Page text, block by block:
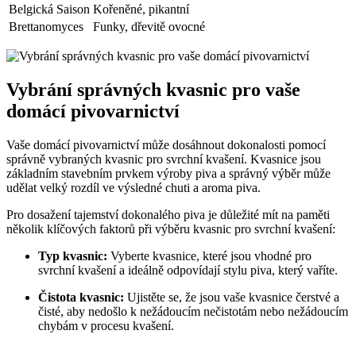
Belgická Saison Kořeněné, pikantní
Brettanomyces
Funky, dřevitě ovocné
Vybrání správných kvasnic pro vaše
domácí pivovarnictví
Vaše⁤ domácí pivovarnictví může dosáhnout ⁤dokonalosti ⁤pomocí
správně vybraných kvasnic ​pro svrchní kvašení. Kvasnice jsou
základním stavebním prvkem⁢ výroby piva a⁣ správný výběr může
udělat velký rozdíl​ ve ⁣výsledné ⁤chuti a aroma ‌piva.
Pro dosažení tajemství dokonalého‌ piva je důležité mít ⁢na paměti
několik klíčových faktorů při výběru‍ kvasnic pro svrchní kvašení:
Typ​ kvasnic: Vyberte⁢ kvasnice, které jsou vhodné pro
svrchní kvašení a ideálně​ odpovídají ‍stylu piva, který vaříte.
Čistota kvasnic: Ujistěte ​se, že jsou⁤ vaše kvasnice čerstvé a
čisté, aby nedošlo k nežádoucím nečistotám nebo nežádoucím⁣
chybám v procesu kvašení.